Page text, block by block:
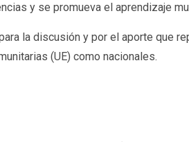
y se promueva el aprendizaje
la discusión y por el aporte que
(UE) como nacionales.